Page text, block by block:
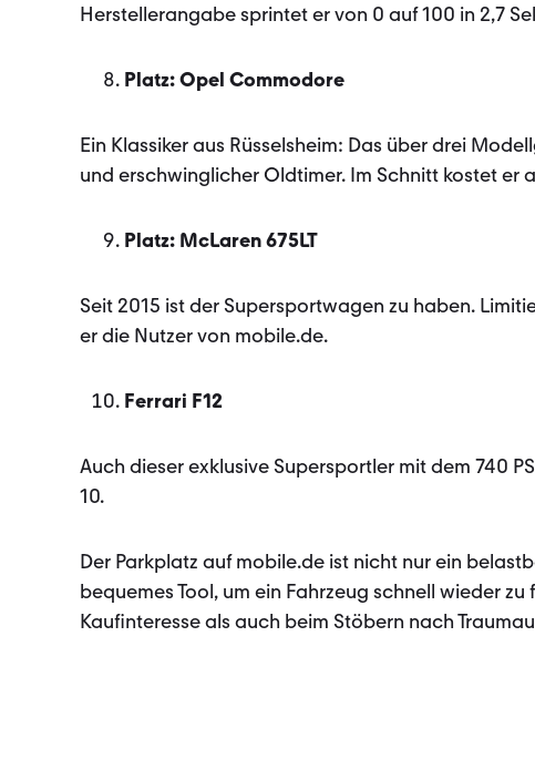
Herstellerangabe sprintet er von 0 auf 100 in 2,7
Platz: Opel Commodore
Ein Klassiker aus Rüsselsheim: Das über drei
und erschwinglicher Oldtimer. Im Schnitt kostet er
Platz: McLaren 675LT
Seit 2015 ist der Supersportwagen zu haben.
er die Nutzer von mobile.de.
Ferrari F12
Auch dieser exklusive Supersportler mit dem 740
10.
Der Parkplatz auf mobile.de ist nicht nur ein
bequemes Tool, um ein Fahrzeug schnell wieder
Kaufinteresse als auch beim Stöbern nach